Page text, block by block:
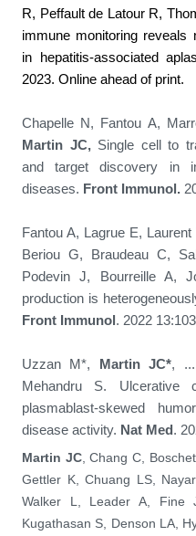
R, Peffault de Latour R,
immune monitoring reveals
in hepatitis-associated
2023. Online ahead of print.
Chapelle N, Fantou A,
Martin JC, Single cell to
and target discovery in
diseases. Front Immunol.
Fantou A, Lagrue E,
Beriou G, Braudeau C,
Podevin J, Bourreille A,
production is
Front Immunol . 2022
Uzzan M*, Martin JC*,
Mehandru S.
plasmablast-skewed
disease activity. Nat Med .
Martin JC, Chang C,
Gettler K, Chuang LS,
Walker L, Leader A, Fine
Kugathasan S, Denson LA,